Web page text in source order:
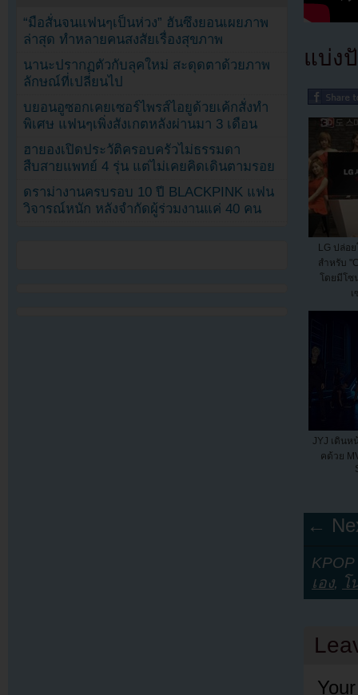
แบ่ง
LG ปล่อ
สำหรับ
โดยมีโซ
JYJ เดินห
คด้วย
←
เอง, โ
“มือสั่นจนแฟนๆเป็นห่วง” ฮันซึงยอนเผยภาพ
ล่าสุด ทำหลายคนสงสัยเรื่องสุขภาพ
นานะปรากฏตัวกับลุคใหม่ สะดุดตาด้วยภาพ
ลักษณ์ที่เปลี่ยนไป
บยอนอูซอกเคยเซอร์ไพรส์ไอยูด้วยเค้กสั่งทำ
พิเศษ แฟนๆเพิ่งสังเกตหลังผ่านมา 3 เดือน
ฮายองเปิดประวัติครอบครัวไม่ธรรมดา
สืบสายแพทย์ 4 รุ่น แต่ไม่เคยคิดเดินตามรอย
ดราม่างานครบรอบ 10 ปี BLACKPINK แฟน
วิจารณ์หนัก หลังจำกัดผู้ร่วมงานแค่ 40 คน